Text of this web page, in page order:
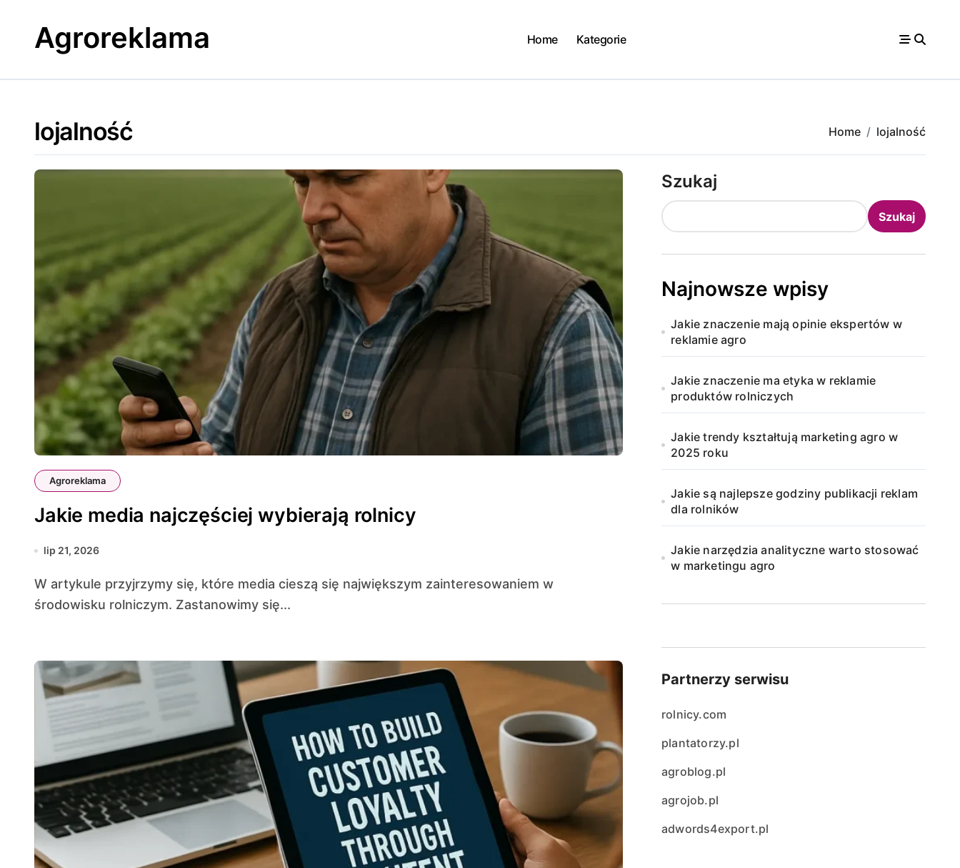
contentAgroreklama Home Kategorie
lojalność Home lojalność
Agroreklama
Jakie media najczęściej wybierają rolnicy
lip 21, 2026
W artykule przyjrzymy się, które media cieszą się największym zainteresowaniem w
środowisku rolniczym. Zastanowimy się...
Szukaj
Szukaj
Najnowsze wpisy
Jakie znaczenie mają opinie ekspertów w
reklamie agro
Jakie znaczenie ma etyka w reklamie
produktów rolniczych
Jakie trendy kształtują marketing agro w
2025 roku
Jakie są najlepsze godziny publikacji reklam
dla rolników
Jakie narzędzia analityczne warto stosować
w marketingu agro
Partnerzy serwisu
rolnicy.com
plantatorzy.pl
agroblog.pl
agrojob.pl
adwords4export.pl